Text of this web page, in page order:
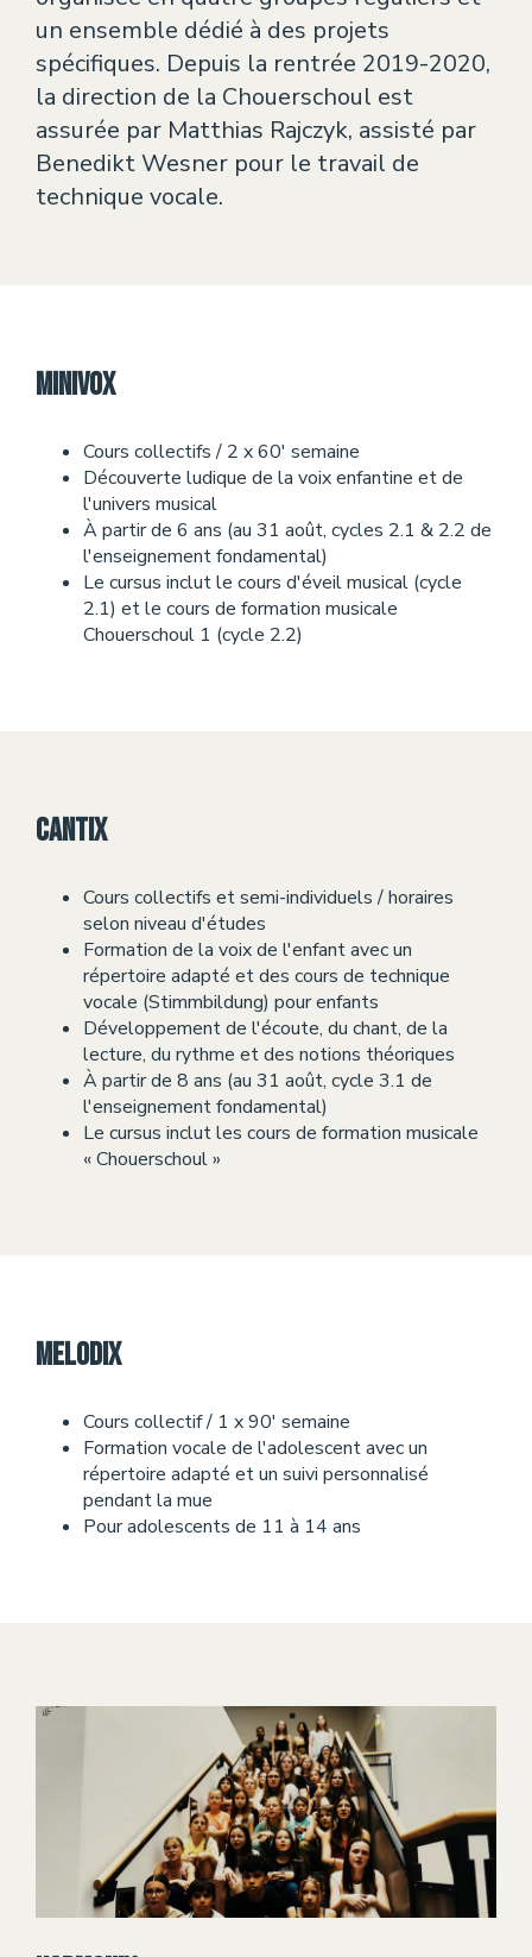
un ensemble dédié à des projets
spécifiques. Depuis la rentrée 2019-2020,
la direction de la Chouerschoul est
assurée par Matthias Rajczyk, assisté par
Benedikt Wesner pour le travail de
technique vocale.
Minivox
Cours collectifs / 2 x 60' semaine
Découverte ludique de la voix enfantine et de
l'univers musical
À partir de 6 ans (au 31 août, cycles 2.1 & 2.2 de
l'enseignement fondamental)
Le cursus inclut le cours d'éveil musical (cycle
2.1) et le cours de formation musicale
Chouerschoul 1 (cycle 2.2)
Cantix
Cours collectifs et semi-individuels / horaires
selon niveau d'études
Formation de la voix de l'enfant avec un
répertoire adapté et des cours de technique
vocale (Stimmbildung) pour enfants
Développement de l'écoute, du chant, de la
lecture, du rythme et des notions théoriques
À partir de 8 ans (au 31 août, cycle 3.1 de
l'enseignement fondamental)
Le cursus inclut les cours de formation musicale
« Chouerschoul »
Melodix
Cours collectif / 1 x 90' semaine
Formation vocale de l'adolescent avec un
répertoire adapté et un suivi personnalisé
pendant la mue
Pour adolescents de 11 à 14 ans